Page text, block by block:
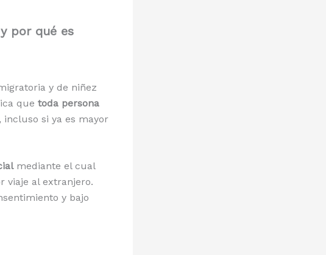
por qué es
y de niñez
que toda persona
, incluso si ya es mayor
mediante el cual
viaje al extranjero.
y bajo